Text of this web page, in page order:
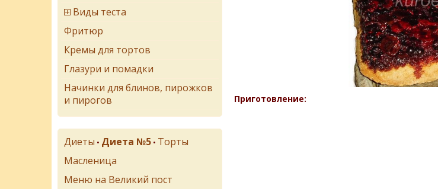
Приготовление:
Виды теста
Фритюр
Кремы для тортов
Глазури и помадки
Начинки для блинов, пирожков
и пирогов
Диеты • Диета №5 • Торты
Масленица
Меню на Великий пост